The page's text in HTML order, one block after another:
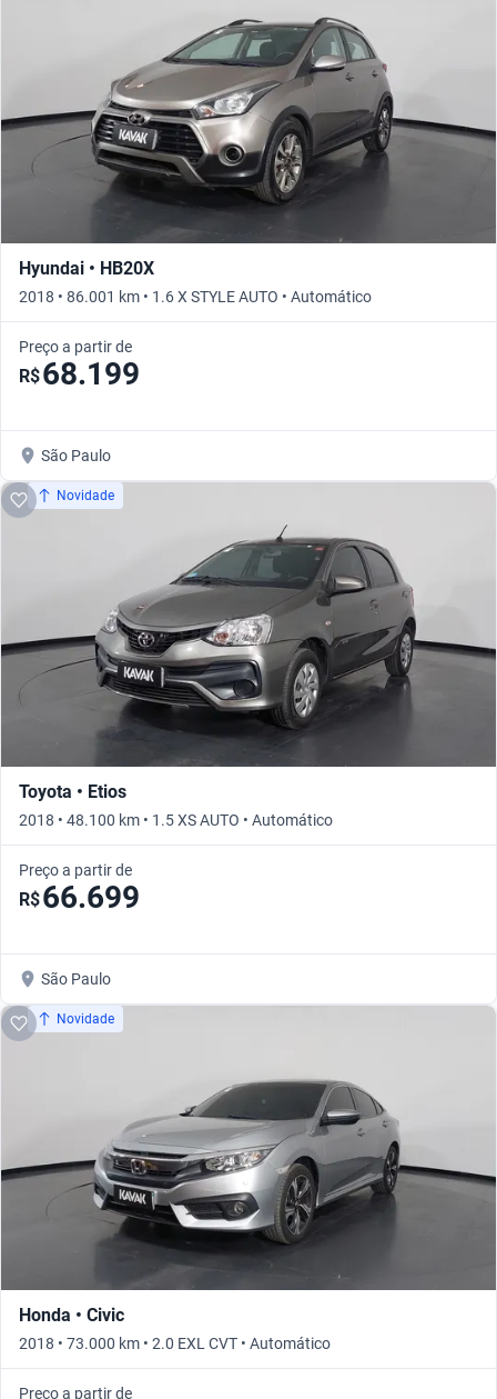
Hyundai • HB20X
2018 • 86.001 km • 1.6 X STYLE AUTO • Automático
Preço a partir de
R$68.199
São Paulo
Novidade
Toyota • Etios
2018 • 48.100 km • 1.5 XS AUTO • Automático
Preço a partir de
R$66.699
São Paulo
Novidade
Honda • Civic
2018 • 73.000 km • 2.0 EXL CVT • Automático
Preço a partir de